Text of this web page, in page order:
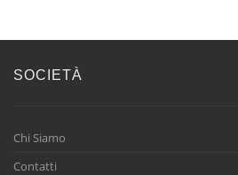
SOCIETÀ
Chi Siamo
Contatti